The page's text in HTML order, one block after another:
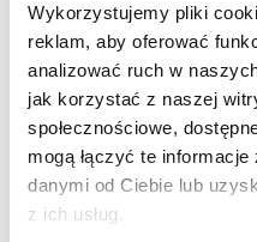
Wykorzystujemy pliki
reklam, aby oferować
analizować ruch w
jak korzystać z naszej
społecznościowe,
mogą łączyć te
danymi od Ciebie lub
z ich usług.
Imię i nazwisko: *
Adres e-mail: *
Nazwa firmy: